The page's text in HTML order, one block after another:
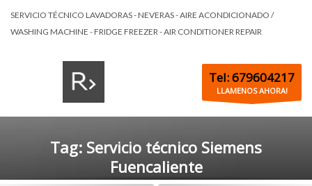
SERVICIO TÉCNICO LAVADORAS - NEVERAS - AIRE ACONDICIONADO /
WASHING MACHINE - FRIDGE FREEZER - AIR CONDITIONER REPAIR
Tel: 679604217
LLAMENOS AHORA!
Tag: Servicio técnico Siemens
Fuencaliente